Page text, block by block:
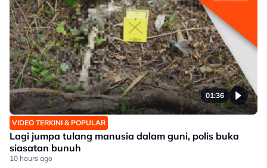
01:36
VIDEO TERKINI & POPULAR
Lagi jumpa tulang manusia dalam guni, polis buka
siasatan bunuh
10 hours ago